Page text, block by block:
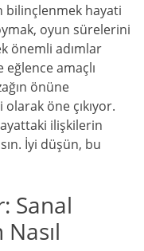
bilinçlenmek hayati
oyun sürelerini
önemli adımlar
eğlence amaçlı
önüne
öne çıkıyor.
ilişkilerin
İyi düşün, bu
Sanal